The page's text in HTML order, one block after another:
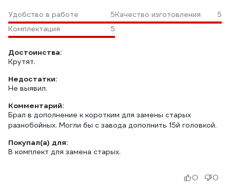
Удобство в работе 5Качество изготовления
5
Комплектация
5
Достоинства:
Крутят.
Недостатки:
Не выявил.
Комментарий:
Брал в дополнение к коротким для замены старых
разнобойных. Могли бы с завода дополнить 15й головкой.
Покупал(а) для:
В комплект для замена старых.
0 0